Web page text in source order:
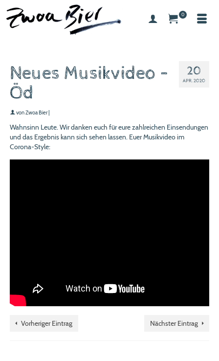
0
20
APR. 2020
Neues Musikvideo –
Öd
vonZwoa Bier
Wahnsinn Leute. Wir danken euch für eure zahlreichen Einsendungen
und das Ergebnis kann sich sehen lassen. Euer Musikvideo im
Corona-Style:
Vorheriger Eintrag Nächster Eintrag